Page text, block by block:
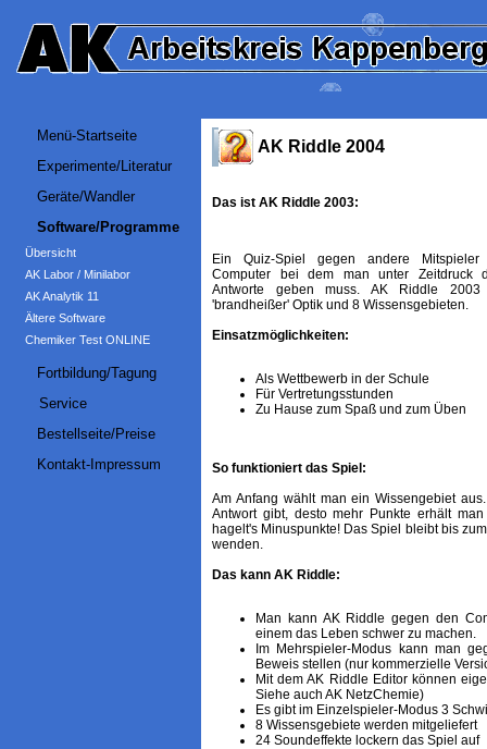
Menü-Startseite
Experimente/Literatur
Geräte/Wandler
Software/Programme
Übersicht
AK Labor / Minilabor
AK Analytik 11
Ältere Software
Chemiker Test ONLINE
Fortbildung/Tagung
Service
Bestellseite/Preise
Kontakt-Impressum
AK Riddle 2004
Das ist AK Riddle 2003:
Ein Quiz-Spiel gegen andere
Computer bei dem man unter Zeitdruck
Antworte geben muss. AK Riddle
'brandheißer' Optik und 8 Wissensgebieten.
Einsatzmöglichkeiten:
Als Wettbewerb in der Schule
Für Vertretungsstunden
Zu Hause zum Spaß und zum Üben
So funktioniert das Spiel:
Am Anfang wählt man ein Wissengebiet
Antwort gibt, desto mehr Punkte erhält
hagelt's Minuspunkte! Das Spiel bleibt bis
wenden.
Das kann AK Riddle:
Man kann AK Riddle gegen den
einem das Leben schwer zu machen.
Im Mehrspieler-Modus kann man
Beweis stellen (nur kommerzielle
Mit dem AK Riddle Editor können
Siehe auch AK NetzChemie)
Es gibt im Einzelspieler-Modus 3
8 Wissensgebiete werden mitgeliefert
24 Soundeffekte lockern das Spiel auf